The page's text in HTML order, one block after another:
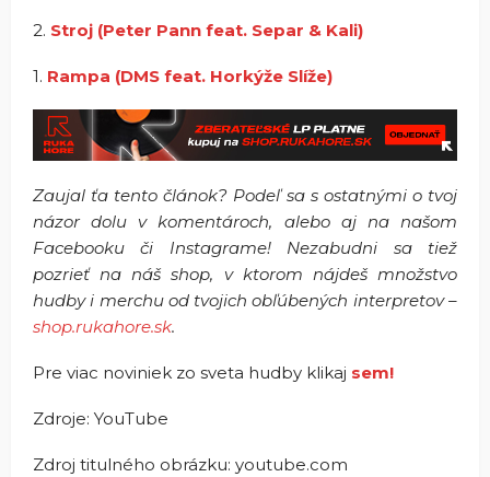
2. Stroj (Peter Pann feat. Separ & Kali)
1. Rampa (DMS feat. Horkýže Slíže)
Zaujal ťa tento článok? Podeľ sa s ostatnými o tvoj
názor dolu v komentároch, alebo aj na našom
Facebooku či Instagrame! Nezabudni sa tiež
pozrieť na náš shop, v ktorom nájdeš množstvo
hudby i merchu od tvojich obľúbených interpretov –
shop.rukahore.sk.
Pre viac noviniek zo sveta hudby klikaj sem!
Zdroje: YouTube
Zdroj titulného obrázku: youtube.com